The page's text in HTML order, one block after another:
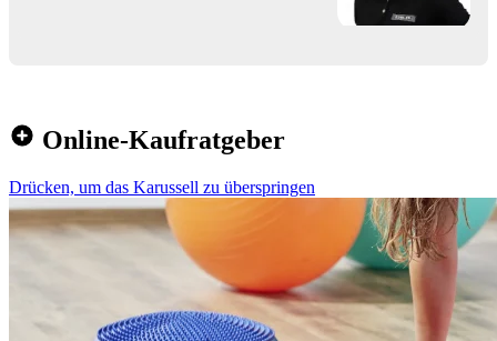
Online-Kaufratgeber
Drücken, um das Karussell zu überspringen